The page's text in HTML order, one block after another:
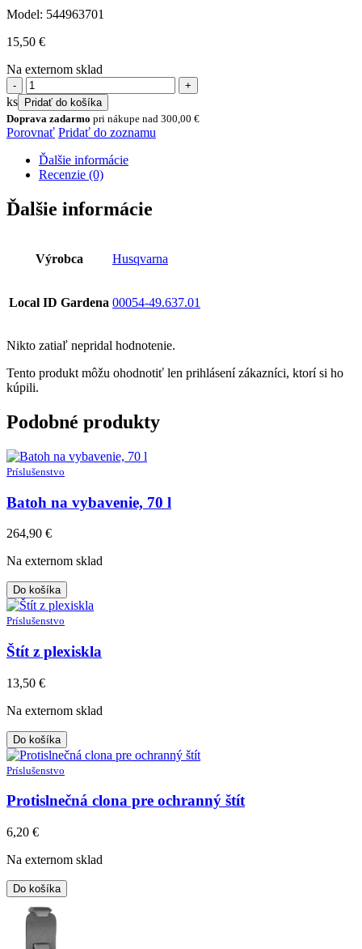
Model: 544963701
15,50 €
Na externom sklad
množstvo
Ochranné
okuliare
Clear
X
(číre)
ks
Pridať do košíka
Doprava zadarmo pri nákupe nad 300,00 €
Porovnať Pridať do zoznamu
Ďalšie informácie
Recenzie (0)
Ďalšie informácie
Výrobca Husqvarna
Local ID Gardena 00054-49.637.01
Nikto zatiaľ nepridal hodnotenie.
Tento produkt môžu ohodnotiť len prihlásení zákazníci, ktorí si ho
kúpili.
Podobné produkty
Príslušenstvo
Batoh na vybavenie, 70 l
264,90 €
Na externom sklad
Do košíka
Príslušenstvo
Štít z plexiskla
13,50 €
Na externom sklad
Do košíka
Príslušenstvo
Protislnečná clona pre ochranný štít
6,20 €
Na externom sklad
Do košíka